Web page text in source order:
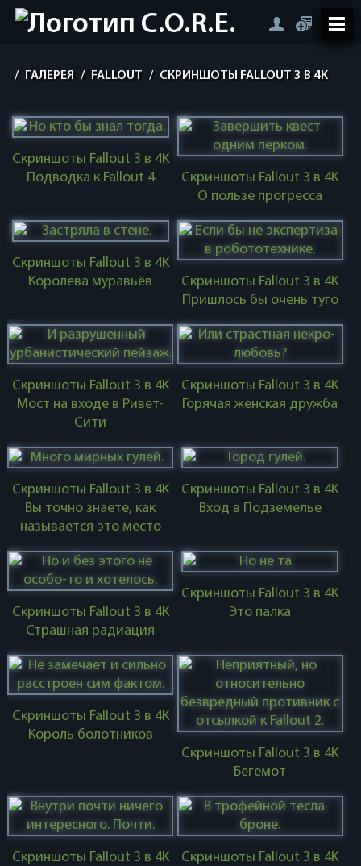
/ ГАЛЕРЕЯ / FALLOUT / СКРИНШОТЫ FALLOUT 3 В 4K
Скриншоты Fallout 3 в 4K
Подводка к Fallout 4
Скриншоты Fallout 3 в 4K
О пользе прогресса
Скриншоты Fallout 3 в 4K
Королева муравьёв
Скриншоты Fallout 3 в 4K
Пришлось бы очень туго
Скриншоты Fallout 3 в 4K
Мост на входе в Ривет-
Сити
Скриншоты Fallout 3 в 4K
Горячая женская дружба
Скриншоты Fallout 3 в 4K
Вы точно знаете, как
называется это место
Скриншоты Fallout 3 в 4K
Вход в Подземелье
Скриншоты Fallout 3 в 4K
Страшная радиация
Скриншоты Fallout 3 в 4K
Это палка
Скриншоты Fallout 3 в 4K
Король болотников
Скриншоты Fallout 3 в 4K
Бегемот
Скриншоты Fallout 3 в 4K
Скриншоты Fallout 3 в 4K